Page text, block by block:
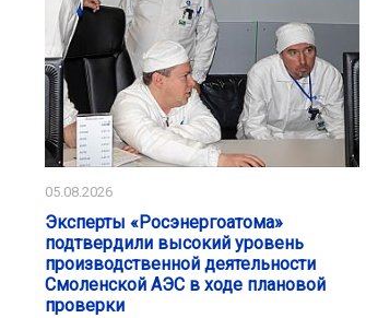
05.08.2026
Эксперты «Росэнергоатома»
подтвердили высокий уровень
производственной деятельности
Смоленской АЭС в ходе плановой
проверки